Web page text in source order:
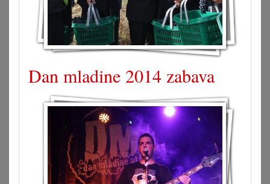
Dan mladine 2014 zabava